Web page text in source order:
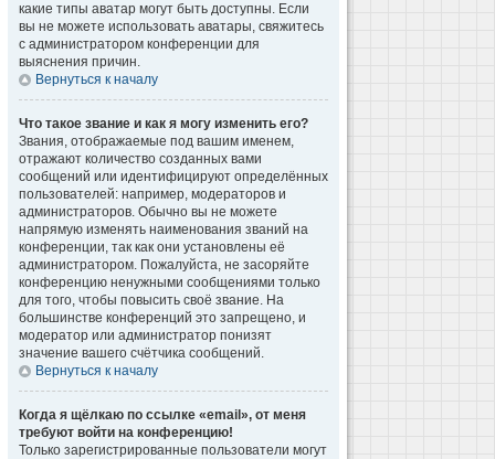
какие типы аватар могут быть доступны. Если
вы не можете использовать аватары, свяжитесь
с администратором конференции для
выяснения причин.
Вернуться к началу
Что такое звание и как я могу изменить его?
Звания, отображаемые под вашим именем,
отражают количество созданных вами
сообщений или идентифицируют определённых
пользователей: например, модераторов и
администраторов. Обычно вы не можете
напрямую изменять наименования званий на
конференции, так как они установлены её
администратором. Пожалуйста, не засоряйте
конференцию ненужными сообщениями только
для того, чтобы повысить своё звание. На
большинстве конференций это запрещено, и
модератор или администратор понизят
значение вашего счётчика сообщений.
Вернуться к началу
Когда я щёлкаю по ссылке «email», от меня
требуют войти на конференцию!
Только зарегистрированные пользователи могут